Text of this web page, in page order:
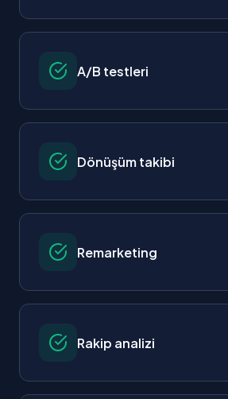
A/B testleri
Dönüşüm takibi
Remarketing
Rakip analizi